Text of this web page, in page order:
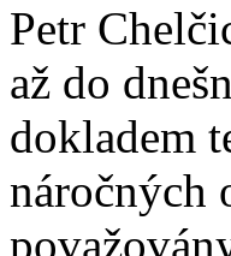
Petr
až do
dokladem
náročných